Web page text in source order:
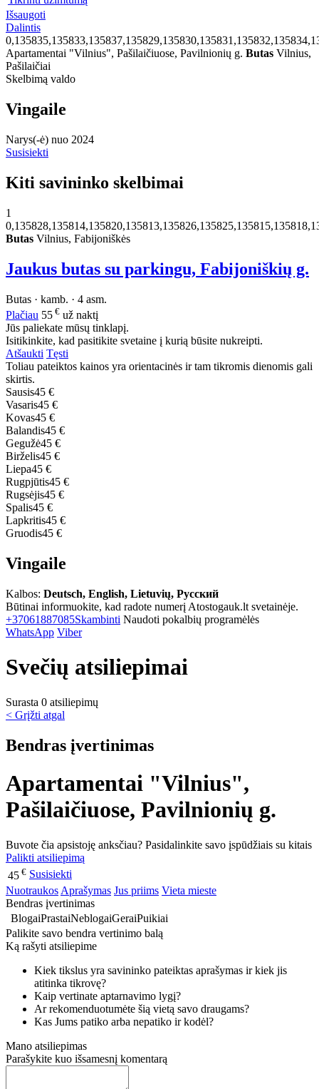
Išsaugoti
Dalintis
Apartamentai "Vilnius", Pašilaičiuose, Pavilnionių g. Butas Vilnius,
Pašilaičiai
Skelbimą valdo
Vingaile
Narys(-ė) nuo 2024
Susisiekti
Kiti savininko skelbimai
1
Butas Vilnius, Fabijoniškės
Jaukus butas su parkingu, Fabijoniškių g.
Butas · kamb. · 4 asm.
Plačiau 55 € už naktį
Jūs paliekate mūsų tinklapį.
Isitikinkite, kad pasitikite svetaine į kurią būsite nukreipti.
Atšaukti Tęsti
Toliau pateiktos kainos yra orientacinės ir tam tikromis dienomis gali
skirtis.
Sausis45 €
Vasaris45 €
Kovas45 €
Balandis45 €
Gegužė45 €
Birželis45 €
Liepa45 €
Rugpjūtis45 €
Rugsėjis45 €
Spalis45 €
Lapkritis45 €
Gruodis45 €
Vingaile
Kalbos: Deutsch, English, Lietuvių, Русский
Būtinai informuokite, kad radote numerį Atostogauk.lt svetainėje.
+37061887085Skambinti Naudoti pokalbių programėlės
WhatsApp Viber
Svečių atsiliepimai
Surasta 0 atsiliepimų
< Grįžti atgal
Bendras įvertinimas
Apartamentai "Vilnius",
Pašilaičiuose, Pavilnionių g.
Buvote čia apsistoję anksčiau? Pasidalinkite savo įspūdžiais su kitais
Palikti atsiliepimą
45 € Susisiekti
Nuotraukos Aprašymas Jus priims Vieta mieste
Bendras įvertinimas
BlogaiPrastaiNeblogaiGeraiPuikiai
Palikite savo bendra vertinimo balą
Ką rašyti atsiliepime
Kiek tikslus yra savininko pateiktas aprašymas ir kiek jis
atitinka tikrovę?
Kaip vertinate aptarnavimo lygį?
Ar rekomenduotumėte šią vietą savo draugams?
Kas Jums patiko arba nepatiko ir kodėl?
Mano atsiliepimas
Parašykite kuo išsamesnį komentarą